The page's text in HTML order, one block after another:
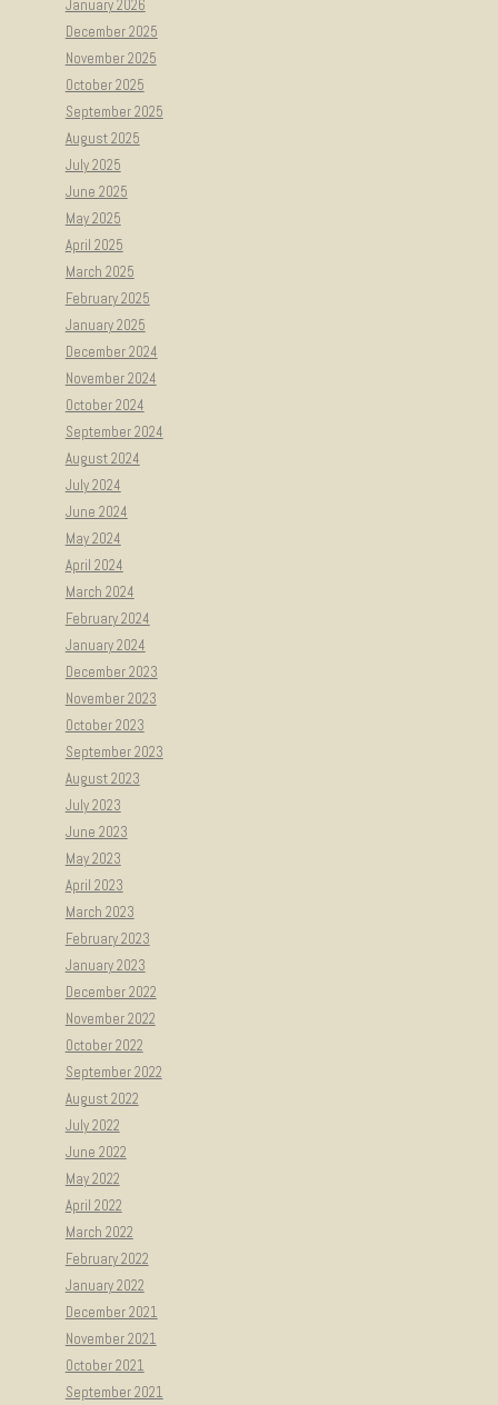
January 2026
December 2025
November 2025
October 2025
September 2025
August 2025
July 2025
June 2025
May 2025
April 2025
March 2025
February 2025
January 2025
December 2024
November 2024
October 2024
September 2024
August 2024
July 2024
June 2024
May 2024
April 2024
March 2024
February 2024
January 2024
December 2023
November 2023
October 2023
September 2023
August 2023
July 2023
June 2023
May 2023
April 2023
March 2023
February 2023
January 2023
December 2022
November 2022
October 2022
September 2022
August 2022
July 2022
June 2022
May 2022
April 2022
March 2022
February 2022
January 2022
December 2021
November 2021
October 2021
September 2021